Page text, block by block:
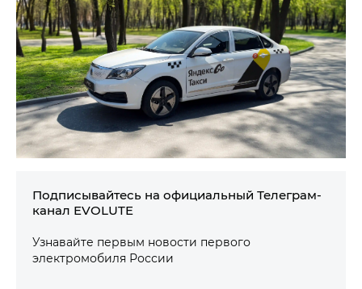
Подписывайтесь на официальный Телеграм-
канал EVOLUTE
Узнавайте первым новости первого
электромобиля России